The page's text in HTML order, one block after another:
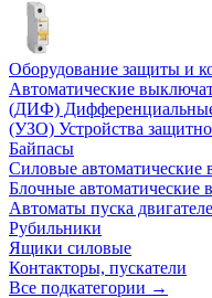
Оборудование защиты и
Автоматические
(ДИФ)
(УЗО) Устройства
Байпасы
Силовые автоматические
Блочные
Автоматы пуска
Рубильники
Ящики силовые
Контакторы, пускатели
Все подкатегории →